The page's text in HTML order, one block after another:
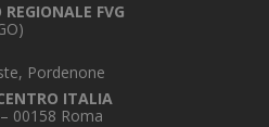
FVG
Pordenone
ITALIA
00158 Roma